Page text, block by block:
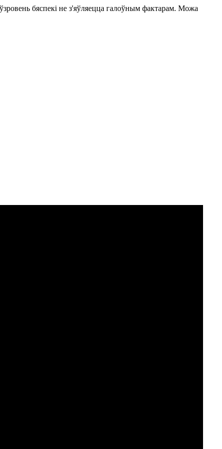
бяспекі не з'яўляецца галоўным фактарам. Можа